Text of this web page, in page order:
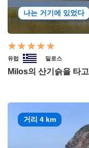
나는 거기에 있었다
유럽 밀로스
Milos의 산기슭을 타고
거리 4 km